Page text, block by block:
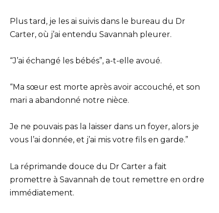
Plus tard, je les ai suivis dans le bureau du Dr
Carter, où j’ai entendu Savannah pleurer.
“J’ai échangé les bébés”, a-t-elle avoué.
“Ma sœur est morte après avoir accouché, et son
mari a abandonné notre nièce.
Je ne pouvais pas la laisser dans un foyer, alors je
vous l’ai donnée, et j’ai mis votre fils en garde.”
La réprimande douce du Dr Carter a fait
promettre à Savannah de tout remettre en ordre
immédiatement.